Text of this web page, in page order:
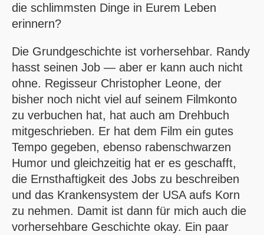
die schlimmsten Dinge in Eurem Leben
erinnern?
Die Grundgeschichte ist vorhersehbar. Randy
hasst seinen Job — aber er kann auch nicht
ohne. Regisseur Christopher Leone, der
bisher noch nicht viel auf seinem Filmkonto
zu verbuchen hat, hat auch am Drehbuch
mitgeschrieben. Er hat dem Film ein gutes
Tempo gegeben, ebenso rabenschwarzen
Humor und gleichzeitig hat er es geschafft,
die Ernsthaftigkeit des Jobs zu beschreiben
und das Krankensystem der USA aufs Korn
zu nehmen. Damit ist dann für mich auch die
vorhersehbare Geschichte okay. Ein paar